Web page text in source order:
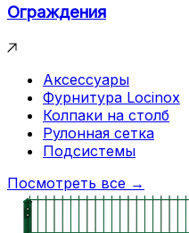
Ограждения
Аксессуары
Фурнитура Locinox
Колпаки на столб
Рулонная сетка
Подсистемы
Посмотреть все →